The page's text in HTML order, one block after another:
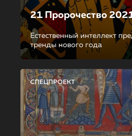
21 Пророчество
Естественный интеллект
тренды нового года
СПЕЦПРОЕКТ